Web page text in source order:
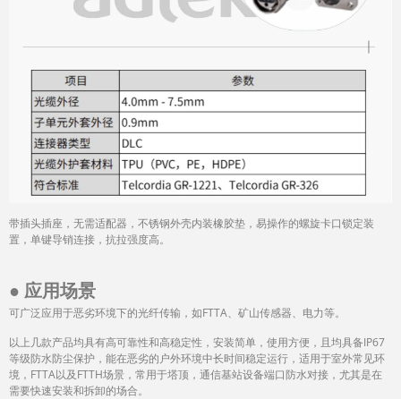
带插头插座，无需适配器，不锈钢外壳内装橡胶垫，易操作的螺旋卡口锁定装
置，单键导销连接，抗拉强度高。
● 应用场景
可广泛应用于恶劣环境下的光纤传输，如FTTA、矿山传感器、电力等。
以上几款产品均具有高可靠性和高稳定性，安装简单，使用方便，且均具备IP67
等级防水防尘保护，能在恶劣的户外环境中长时间稳定运行，适用于室外常见环
境，FTTA以及FTTH场景，常用于塔顶，通信基站设备端口防水对接，尤其是在
需要快速安装和拆卸的场合。